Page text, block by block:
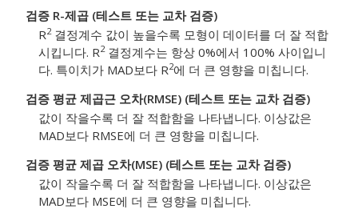
검증 R-제곱 (테스트 또는 교차 검증)
R2결정계수 값이 높을수록 모형이 데이터를 더 잘 적합
시킵니다. R2결정계수는 항상 0%에서 100% 사이입니
다. 특이치가 MAD보다 R2에 더 큰 영향을 미칩니다.
검증 평균 제곱근 오차(RMSE) (테스트 또는 교차 검증)
값이 작을수록 더 잘 적합함을 나타냅니다. 이상값은
MAD보다 RMSE에 더 큰 영향을 미칩니다.
검증 평균 제곱 오차(MSE) (테스트 또는 교차 검증)
값이 작을수록 더 잘 적합함을 나타냅니다. 이상값은
MAD보다 MSE에 더 큰 영향을 미칩니다.